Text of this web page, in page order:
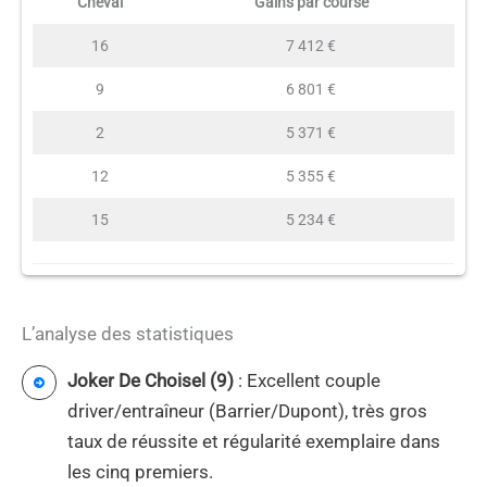
16 7 412 €
9 6 801 €
2 5 371 €
12 5 355 €
15 5 234 €
L’analyse des statistiques
Joker De Choisel (9) : Excellent couple
driver/entraîneur (Barrier/Dupont), très gros
taux de réussite et régularité exemplaire dans
les cinq premiers.